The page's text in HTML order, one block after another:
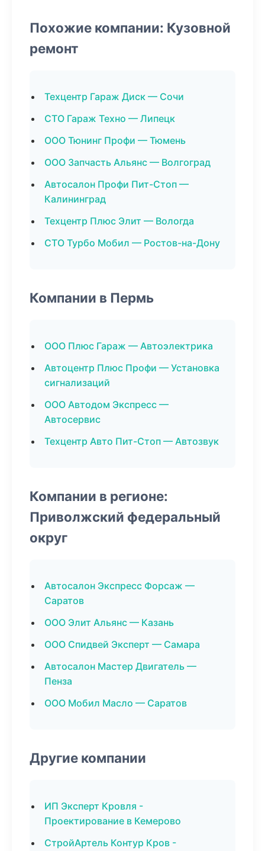
Похожие компании: Кузовной
ремонт
Техцентр Гараж Диск — Сочи
СТО Гараж Техно — Липецк
ООО Тюнинг Профи — Тюмень
ООО Запчасть Альянс — Волгоград
Автосалон Профи Пит-Стоп —
Калининград
Техцентр Плюс Элит — Вологда
СТО Турбо Мобил — Ростов-на-Дону
Компании в Пермь
ООО Плюс Гараж — Автоэлектрика
Автоцентр Плюс Профи — Установка
сигнализаций
ООО Автодом Экспресс —
Автосервис
Техцентр Авто Пит-Стоп — Автозвук
Компании в регионе:
Приволжский федеральный
округ
Автосалон Экспресс Форсаж —
Саратов
ООО Элит Альянс — Казань
ООО Спидвей Эксперт — Самара
Автосалон Мастер Двигатель —
Пенза
ООО Мобил Масло — Саратов
Другие компании
ИП Эксперт Кровля -
Проектирование в Кемерово
СтройАртель Контур Кров -